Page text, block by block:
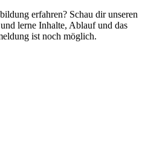
erfahren? Schau dir unseren
lerne Inhalte, Ablauf und das
ist noch möglich.